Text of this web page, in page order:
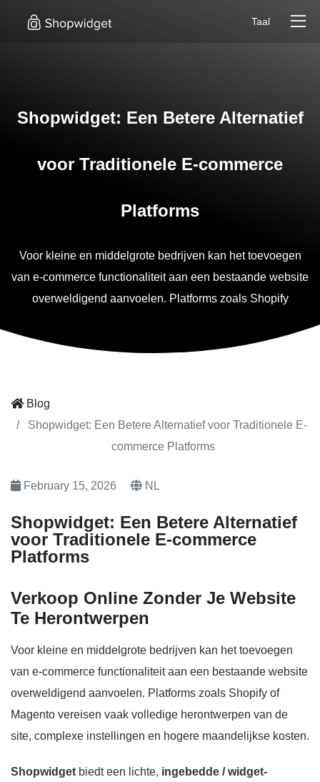
Taal
Shopwidget: Een Betere Alternatief
voor Traditionele E-commerce
Platforms
Voor kleine en middelgrote bedrijven kan het toevoegen
van e-commerce functionaliteit aan een bestaande website
overweldigend aanvoelen. Platforms zoals Shopify
Blog
Shopwidget: Een Betere Alternatief voor Traditionele E-
commerce Platforms
February 15, 2026 NL
Shopwidget: Een Betere Alternatief
voor Traditionele E-commerce
Platforms
Verkoop Online Zonder Je Website
Te Herontwerpen
Voor kleine en middelgrote bedrijven kan het toevoegen
van e-commerce functionaliteit aan een bestaande website
overweldigend aanvoelen. Platforms zoals Shopify of
Magento vereisen vaak volledige herontwerpen van de
site, complexe instellingen en hogere maandelijkse kosten.
Shopwidget biedt een lichte, ingebedde / widget-